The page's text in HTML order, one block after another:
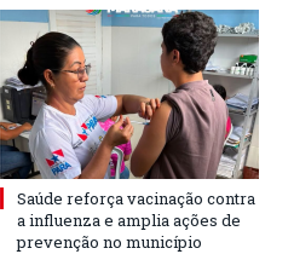
Saúde reforça vacinação contra
a influenza e amplia ações de
prevenção no município